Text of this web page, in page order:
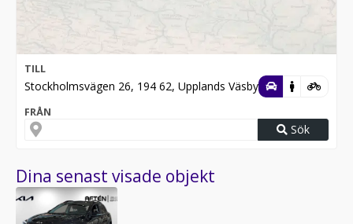
TILL
Stockholmsvägen 26, 194 62, Upplands Väsby
FRÅN
Sök
Dina senast visade objekt